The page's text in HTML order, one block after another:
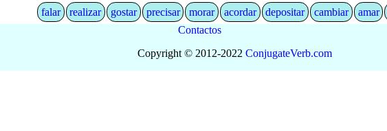
falar realizar gostar precisar morar acordar depositar cambiar amar
Contactos
Copyright © 2012-2022 ConjugateVerb.com